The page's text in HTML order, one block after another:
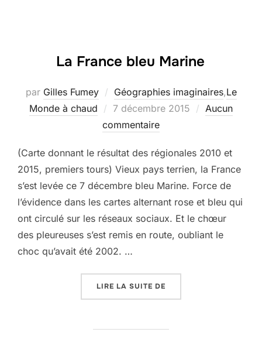
La France bleu Marine
par Gilles Fumey Géographies imaginaires,Le
Monde à chaud
Publié
le
7 décembre 2015
Aucun
commentaire
(Carte donnant le résultat des régionales 2010 et
2015, premiers tours) Vieux pays terrien, la France
s’est levée ce 7 décembre bleu Marine. Force de
l’évidence dans les cartes alternant rose et bleu qui
ont circulé sur les réseaux sociaux. Et le chœur
des pleureuses s’est remis en route, oubliant le
choc qu’avait été 2002. …
LIRE LA SUITE DE